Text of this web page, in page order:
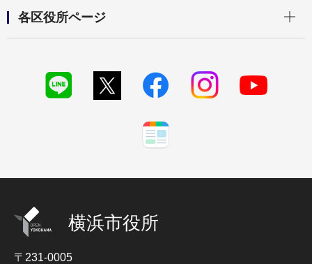
各区役所ページ
横浜市役所
〒231-0005